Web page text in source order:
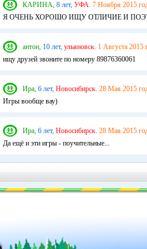
КАРИНА, 8 лет, УФА. 7 Ноября 2015
Я ОЧЕНЬ ХОРОШО ИЩУ ОТЛИЧИЕ И
антон, 10 лет, ульяновск. 1 Августа 2015
ищу друзей звоните по номеру 89876360061
Ира, 6 лет, Новосибирск. 28 Мая 2015
Игры вообще вау)
Ира, 6 лет, Новосибирск. 28 Мая 2015
Да ещё и эти игры - поучительные...